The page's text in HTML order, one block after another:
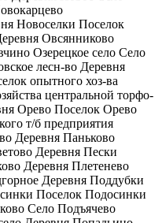
Новоселки Поселок
Овсянниково
Озерецкое село Село
лесн-во Деревня
опытного хоз-ва
центральной торфо-
Орево Поселок Орево
т/б предприятия
Деревня Паньково
Деревня Пески
Деревня Плетенево
Деревня Поддубки
Поселок Подосинки
Село Подъячево